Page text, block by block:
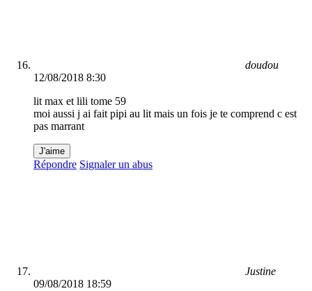
doudou
12/08/2018 8:30
lit max et lili tome 59
moi aussi j ai fait pipi au lit mais un fois je te comprend c est
pas marrant
J'aime
Répondre Signaler un abus
Justine
09/08/2018 18:59